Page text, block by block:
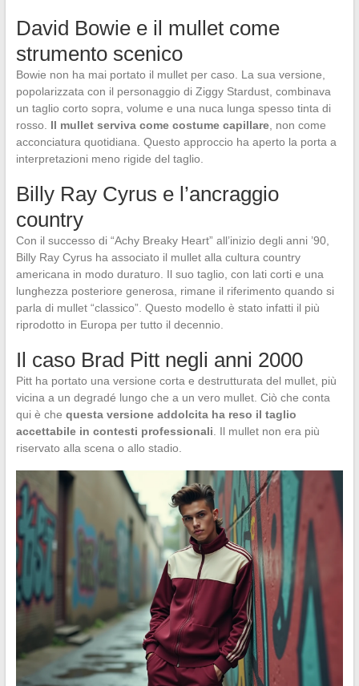
David Bowie e il mullet come
strumento scenico
Bowie non ha mai portato il mullet per caso. La sua versione,
popolarizzata con il personaggio di Ziggy Stardust, combinava
un taglio corto sopra, volume e una nuca lunga spesso tinta di
rosso. Il mullet serviva come costume capillare, non come
acconciatura quotidiana. Questo approccio ha aperto la porta a
interpretazioni meno rigide del taglio.
Billy Ray Cyrus e l’ancraggio
country
Con il successo di “Achy Breaky Heart” all’inizio degli anni ’90,
Billy Ray Cyrus ha associato il mullet alla cultura country
americana in modo duraturo. Il suo taglio, con lati corti e una
lunghezza posteriore generosa, rimane il riferimento quando si
parla di mullet “classico”. Questo modello è stato infatti il più
riprodotto in Europa per tutto il decennio.
Il caso Brad Pitt negli anni 2000
Pitt ha portato una versione corta e destrutturata del mullet, più
vicina a un degradé lungo che a un vero mullet. Ciò che conta
qui è che questa versione addolcita ha reso il taglio
accettabile in contesti professionali . Il mullet non era più
riservato alla scena o allo stadio.